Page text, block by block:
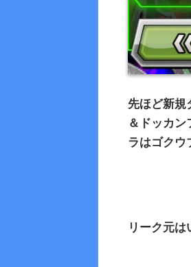
先ほど新規
＆ドッカ
ラはゴクウ
リーク元